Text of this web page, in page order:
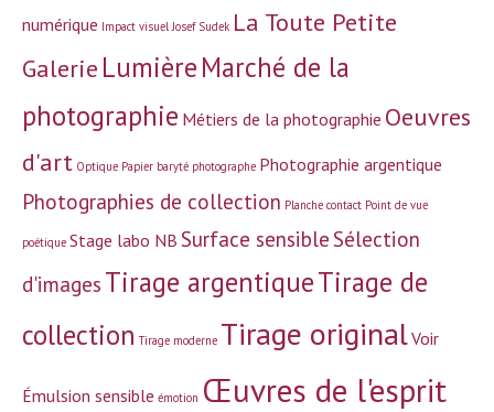
numérique Impact visuel Josef Sudek La Toute Petite
Galerie LumièreMarché de la
photographie Métiers de la photographie Oeuvres
d'art Optique Papier baryté photographe Photographie argentique
Photographies de collection Planche contact Point de vue
poétique Stage labo NB Surface sensible Sélection
d'images Tirage argentiqueTirage de
collection Tirage moderne Tirage originalVoir
Émulsion sensible émotion Œuvres de l'esprit